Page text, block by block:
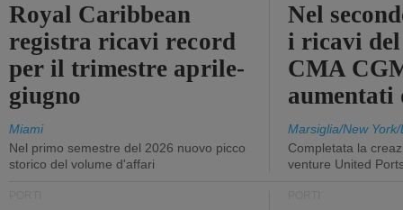
Royal Caribbean
registra ricavi record
per il trimestre aprile-
giugno
Miami
Nel primo semestre del 2026 nuovo picco
storico del volume d'affari
Nel
i ricavi
CMA
aumentati
Marsiglia/New
Completata la
venture United